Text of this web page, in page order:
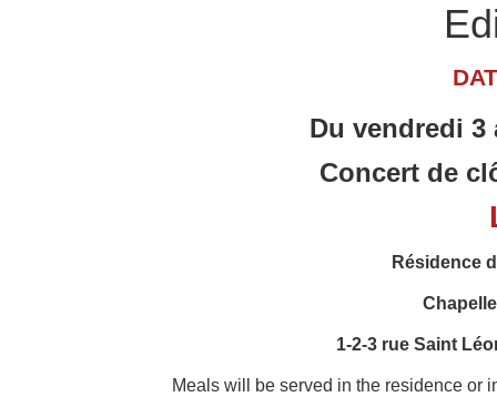
Du vendredi 3
Concert de
Résidence
1-2-3 rue Saint
Meals will be served in the residence or